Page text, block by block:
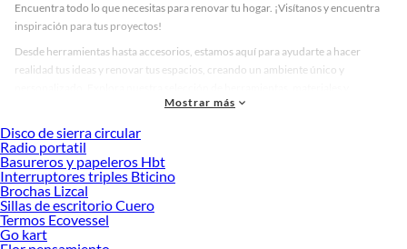
Encuentra todo lo que necesitas para renovar tu hogar. ¡Visítanos y encuentra
inspiración para tus proyectos!
Desde herramientas hasta accesorios, estamos aquí para ayudarte a hacer
realidad tus ideas y renovar tus espacios, creando un ambiente único y
accesorios de calidad que te ayudarán a crear un espacio más tú.
Desde remodelaciones hasta proyectos de decoración, estamos aquí para hacer
tus ideas realidad. ¡Visítanos y encuentra todo lo que tenemos para ofrecerte en
Neumáticos!
Explora la variedad de productos de Neumáticos en Sodimac
Herramientas, materiales y accesorios de calidad para tus proyectos y
renovación de espacios. ¡Visítanos y descubre todo lo que tenemos para
Mostrar más
Disco de sierra circular
Radio portatil
Basureros y papeleros Hbt
Interruptores triples Bticino
Brochas Lizcal
Sillas de escritorio Cuero
Termos Ecovessel
Go kart